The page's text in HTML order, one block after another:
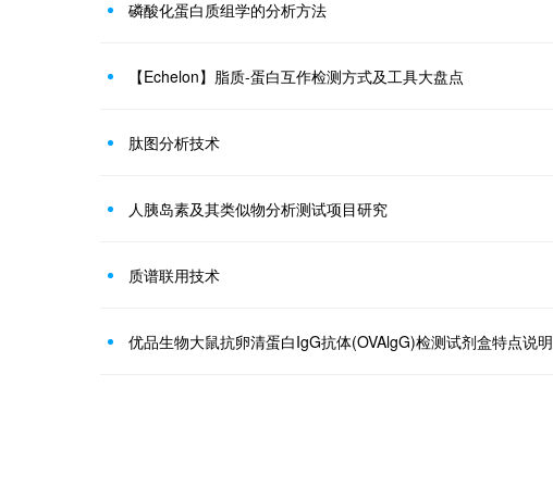
磷酸化蛋白质组学的分析方法
【Echelon】脂质-蛋白互作检测方式及工具大盘点
肽图分析技术
人胰岛素及其类似物分析测试项目研究
质谱联用技术
优品生物大鼠抗卵清蛋白IgG抗体(OVAlgG)检测试剂盒特点说明